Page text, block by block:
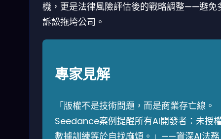
機，更是法律風險評估後的戰略調整——避免
訴訟拖垮公司。
專家見解
「版權不是技術問題，而是商業存亡線。
Seedance案例提醒所有AI開發者：未授
數據訓練等於自找麻煩。」——資深AI法務